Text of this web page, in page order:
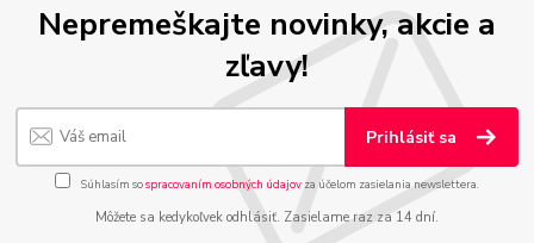
Nepremeškajte novinky, akcie a
zľavy!
Prihlásiť sa
Súhlasím sospracovaním osobných údajov za účelom zasielania newslettera.
Môžete sa kedykoľvek odhlásiť. Zasielame raz za 14 dní.